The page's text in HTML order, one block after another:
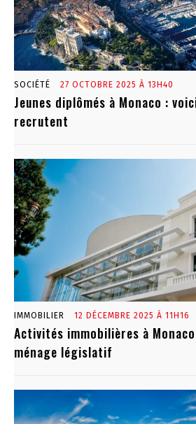
SOCIÉTÉ 27 OCTOBRE 2025 À 13H40
Jeunes diplômés à Monaco :
recrutent
IMMOBILIER 12 DÉCEMBRE 2025 À 11H16
Activités immobilières à
ménage législatif